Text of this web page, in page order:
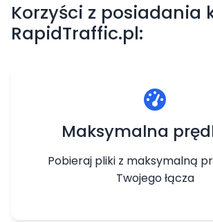
Korzyści z posiadania
RapidTraffic.pl:
Maksymalna
Pobieraj pliki z maksymalną
Twojego łącza